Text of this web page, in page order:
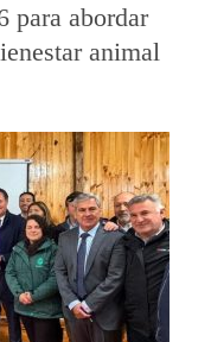
para abordar
animal